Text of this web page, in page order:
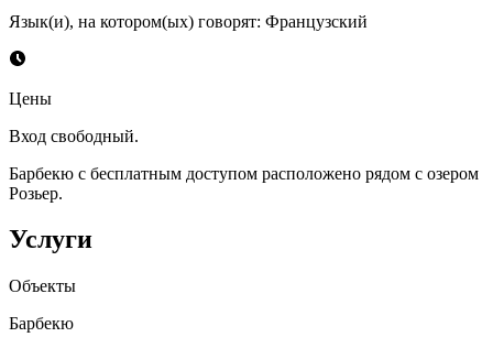
Язык(и), на котором(ых) говорят: Французский
Цены
Вход свободный.
Барбекю с бесплатным доступом расположено рядом с озером
Розьер.
Услуги
Объекты
Барбекю